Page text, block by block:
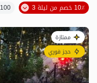
10٪ خصم من ليلة 3
100+ حجز ناجح
ممتازة
حجز فوري